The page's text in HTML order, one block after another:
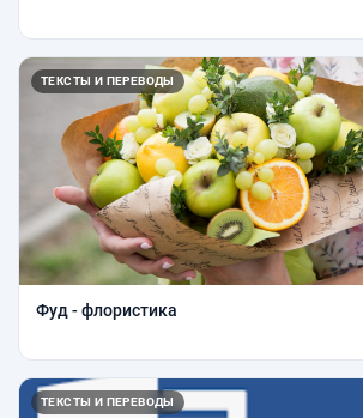
ТЕКСТЫ И ПЕРЕВОДЫ
Фуд - флористика
ТЕКСТЫ И ПЕРЕВОДЫ